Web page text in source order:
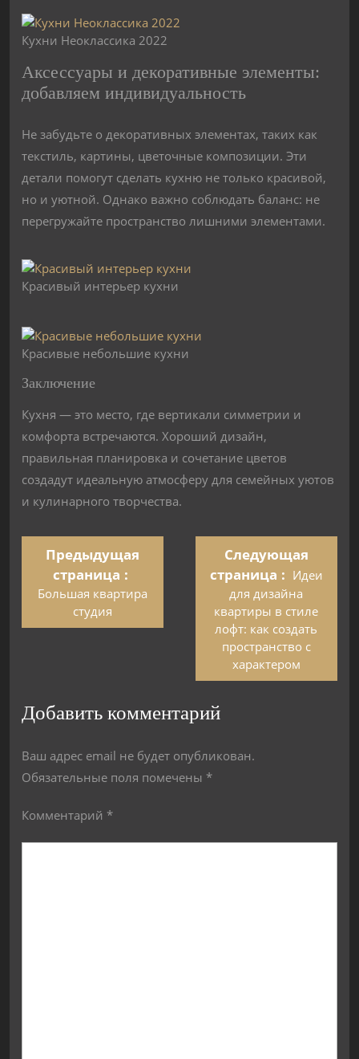
Кухни Неоклассика 2022
Аксессуары и декоративные элементы:
добавляем индивидуальность
Не забудьте о декоративных элементах, таких как
текстиль, картины, цветочные композиции. Эти
детали помогут сделать кухню не только красивой,
но и уютной. Однако важно соблюдать баланс: не
перегружайте пространство лишними элементами.
Красивый интерьер кухни
Красивые небольшие кухни
Заключение
Кухня — это место, где вертикали симметрии и
комфорта встречаются. Хороший дизайн,
правильная планировка и сочетание цветов
создадут идеальную атмосферу для семейных уютов
и кулинарного творчества.
Предыдущая
страница
Большая квартира
студия
Следующая
страница
Идеи
для дизайна
квартиры в стиле
лофт: как создать
пространство с
характером
Добавить комментарий
Ваш адрес email не будет опубликован.
Обязательные поля помечены *
Комментарий *